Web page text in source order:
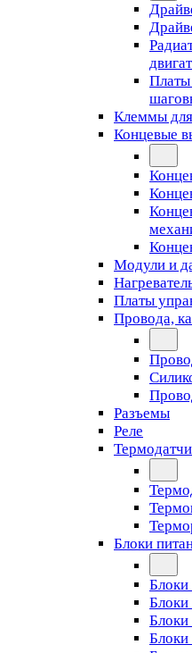
Платы
Клеммы
Концевые
Модули и
Платы
Провода,
Разъемы
Реле
Блоки
Блоки
Блоки
Блоки
Блоки